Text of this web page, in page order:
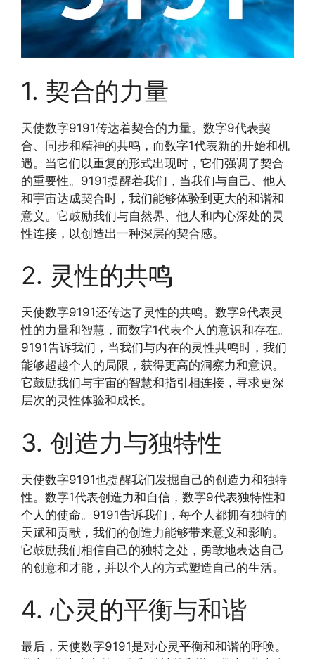
1. 契合的力量
天使数字9191传达着契合的力量。数字9代表契
合、同步和精神的共鸣，而数字1代表新的开始和机
遇。当它们以重复的形式出现时，它们强调了契合
的重要性。9191提醒着我们，当我们与自己、他人
和宇宙达成契合时，我们能够体验到更大的和谐和
意义。它鼓励我们与自然界、他人和内心深处的灵
性连接，以创造出一种深层的契合感。
2. 灵性的共鸣
天使数字9191还传达了灵性的共鸣。数字9代表灵
性的力量和智慧，而数字1代表个人的意识和存在。
9191告诉我们，当我们与内在的灵性共鸣时，我们
能够超越个人的局限，获得更高的洞察力和意识。
它鼓励我们与宇宙的智慧和指引相连接，寻求更深
层次的灵性体验和成长。
3. 创造力与独特性
天使数字9191也提醒我们发掘自己的创造力和独特
性。数字1代表创造力和自信，数字9代表独特性和
个人的使命。9191告诉我们，每个人都拥有独特的
天赋和贡献，我们的创造力能够带来意义和影响。
它鼓励我们相信自己的独特之处，勇敢地表达自己
的创意和才能，并以个人的方式塑造自己的生活。
4. 心灵的平衡与和谐
最后，天使数字9191是对心灵平衡和和谐的呼唤。